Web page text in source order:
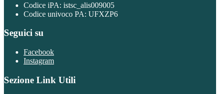
Codice iPA: istsc_alis009005
Codice univoco PA: UFXZP6
Seguici su
Facebook
Instagram
Sezione Link Utili